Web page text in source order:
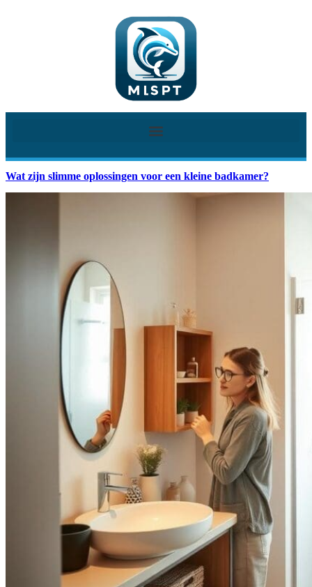
Wat zijn slimme oplossingen voor een kleine badkamer?